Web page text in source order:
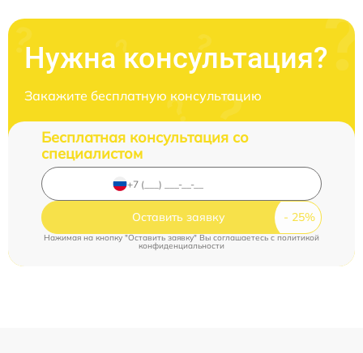
Нужна консультация?
Закажите бесплатную консультацию
Бесплатная консультация со
специалистом
Оставить заявку
Нажимая на кнопку "Оставить заявку" Вы соглашаетесь cполитикой
конфиденциальности